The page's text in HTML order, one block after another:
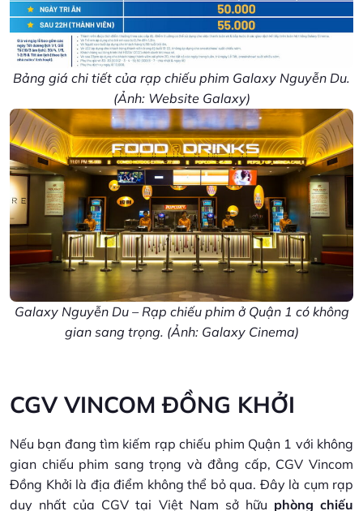
Bảng giá chi tiết của rạp chiếu phim Galaxy Nguyễn Du.
(Ảnh: Website Galaxy)
Galaxy Nguyễn Du – Rạp chiếu phim ở Quận 1​ có không
gian sang trọng. (Ảnh: Galaxy Cinema)
CGV VINCOM ĐỒNG KHỞI
Nếu bạn đang tìm kiếm rạp chiếu phim Quận 1 với không
gian chiếu phim sang trọng và đẳng cấp, CGV Vincom
Đồng Khởi là địa điểm không thể bỏ qua. Đây là cụm rạp
duy nhất của CGV tại Việt Nam sở hữu phòng chiếu